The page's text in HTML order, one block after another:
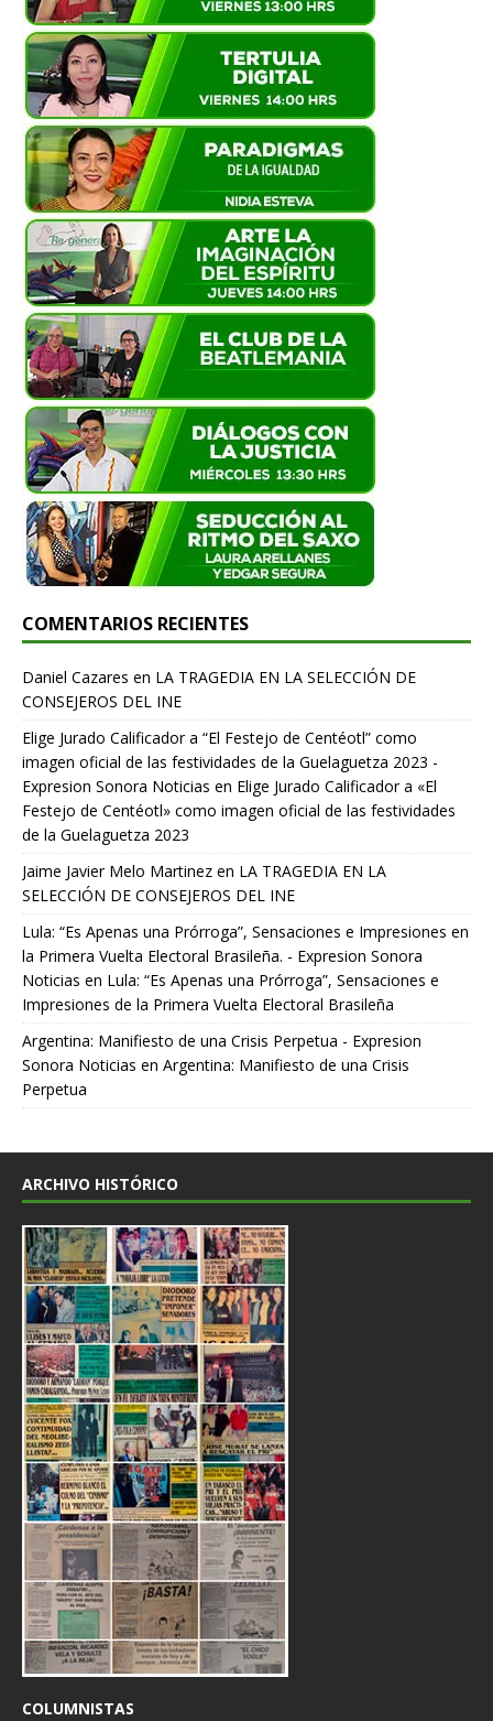
COMENTARIOS RECIENTES
Daniel Cazares en LA TRAGEDIA EN LA SELECCIÓN DE
CONSEJEROS DEL INE
Elige Jurado Calificador a “El Festejo de Centéotl” como
imagen oficial de las festividades de la Guelaguetza 2023 -
Expresion Sonora Noticias en Elige Jurado Calificador a «El
Festejo de Centéotl» como imagen oficial de las festividades
de la Guelaguetza 2023
Jaime Javier Melo Martinez en LA TRAGEDIA EN LA
SELECCIÓN DE CONSEJEROS DEL INE
Lula: “Es Apenas una Prórroga”, Sensaciones e Impresiones en
la Primera Vuelta Electoral Brasileña. - Expresion Sonora
Noticias en Lula: “Es Apenas una Prórroga”, Sensaciones e
Impresiones de la Primera Vuelta Electoral Brasileña
Argentina: Manifiesto de una Crisis Perpetua - Expresion
Sonora Noticias en Argentina: Manifiesto de una Crisis
Perpetua
ARCHIVO HISTÓRICO
COLUMNISTAS